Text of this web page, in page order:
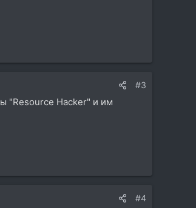
#3
"Resource Hacker" и им
#4